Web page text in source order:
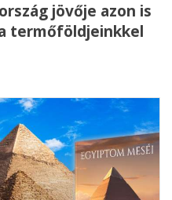
jövője azon is
termőföldjeinkkel